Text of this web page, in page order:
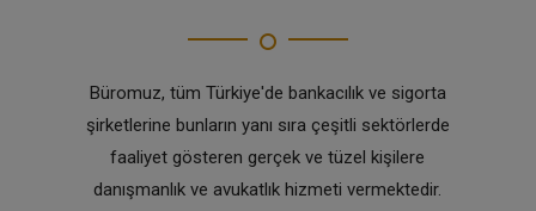
Büromuz, tüm Türkiye'de bankacılık ve sigorta
şirketlerine bunların yanı sıra çeşitli sektörlerde
faaliyet gösteren gerçek ve tüzel kişilere
danışmanlık ve avukatlık hizmeti vermektedir.